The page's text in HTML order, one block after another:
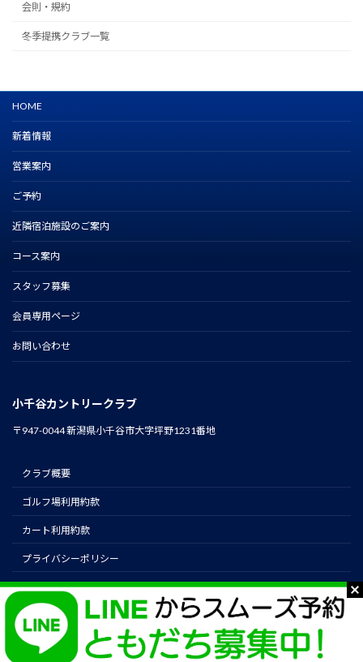
会則・規約
冬季提携クラブ一覧
HOME
新着情報
営業案内
ご予約
近隣宿泊施設のご案内
コース案内
スタッフ募集
会員専用ページ
お問い合わせ
小千谷カントリークラブ
〒947-0044 新潟県小千谷市大字坪野1231番地
クラブ概要
ゴルフ場利用約款
カート利用約款
プライバシーポリシー
instagram
Copyright © Ojiya Country Club. All Rights Reserved.